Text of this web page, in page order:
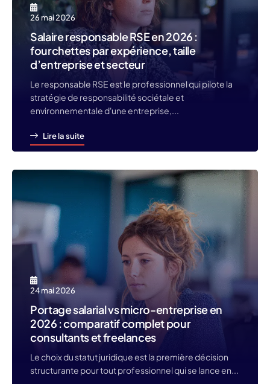
26 mai 2026
Salaire responsable RSE en 2026 :
fourchettes par expérience, taille
d’entreprise et secteur
Le responsable RSE est le professionnel qui pilote la
stratégie de responsabilité sociétale et
environnementale d'une entreprise,...
Lire la suite
24 mai 2026
Portage salarial vs micro-entreprise en
2026 : comparatif complet pour
consultants et freelances
Le choix du statut juridique est la première décision
structurante pour tout professionnel qui se lance en...